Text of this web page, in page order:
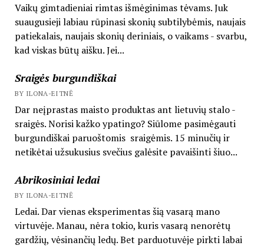
Vaikų gimtadieniai rimtas išmėginimas tėvams. Juk
suaugusieji labiau rūpinasi skonių subtilybėmis, naujais
patiekalais, naujais skonių deriniais, o vaikams - svarbu,
kad viskas būtų aišku. Jei...
Sraigės burgundiškai
BY ILONA-EITNĖ
Dar neįprastas maisto produktas ant lietuvių stalo -
sraigės. Norisi kažko ypatingo? Siūlome pasimėgauti
burgundiškai paruoštomis sraigėmis. 15 minučių ir
netikėtai užsukusius svečius galėsite pavaišinti šiuo...
Abrikosiniai ledai
BY ILONA-EITNĖ
Ledai. Dar vienas eksperimentas šią vasarą mano
virtuvėje. Manau, nėra tokio, kuris vasarą nenorėtų
gardžių, vėsinančių ledų. Bet parduotuvėje pirkti labai